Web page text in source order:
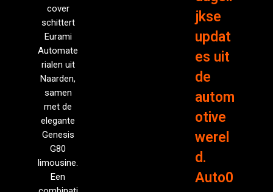
cover
schittert
Eurami
Automate
rialen uit
Naarden,
samen
met de
elegante
Genesis
G80
limousine.
Een
jkse
updat
es uit
de
autom
otive
werel
d.
Auto0